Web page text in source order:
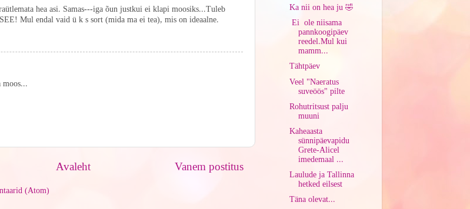
hea asi. Samas---iga õun justkui ei klapi moosiks...Tuleb
Mul endal vaid ü k s sort (mida ma ei tea), mis on ideaalne.
Vanem postitus
Avaleht
(Atom)
Ka nii on hea ju 🤣
Ei ole niisama
pannkoogipäev
reedel.Mul kui
mamm...
Tähtpäev
Veel "Naeratus
suveöös" pilte
Rohutritsust palju
muuni
Kaheaasta
sünnipäevapidu
Grete-Alicel
imedemaal ...
Laulude ja Tallinna
hetked eilsest
Täna olevat...